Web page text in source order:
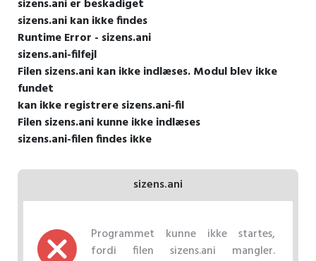
sizens.ani er beskadiget
sizens.ani kan ikke findes
Runtime Error - sizens.ani
sizens.ani-filfejl
Filen sizens.ani kan ikke indlæses. Modul blev ikke
fundet
kan ikke registrere sizens.ani-fil
Filen sizens.ani kunne ikke indlæses
sizens.ani-filen findes ikke
sizens.ani
Programmet kunne ikke startes,
fordi filen sizens.ani mangler.